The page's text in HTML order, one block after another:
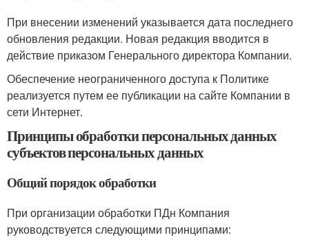
При внесении изменений указывается дата последнего
обновления редакции. Новая редакция вводится в
действие приказом Генерального директора Компании.
Обеспечение неограниченного доступа к Политике
реализуется путем ее публикации на сайте Компании в
сети Интернет.
Принципы обработки персональных данных
субъектов персональных данных
Общий порядок обработки
При организации обработки ПДн Компания
руководствуется следующими принципами: